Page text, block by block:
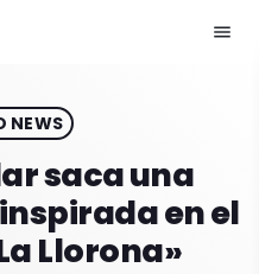
menu
NEWS
saca una
en el
Llorona»